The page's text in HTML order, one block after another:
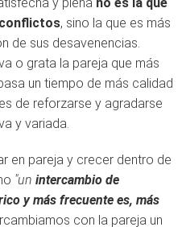
, sino la que es más
de sus desavenencias.
o grata la pareja que más
un tiempo de más calidad
de reforzarse y agradarse
y variada.
en pareja y crecer dentro de
"un intercambio de
y más frecuente es, más
con la pareja un